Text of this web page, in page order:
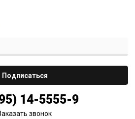
14-5555-9
звонок